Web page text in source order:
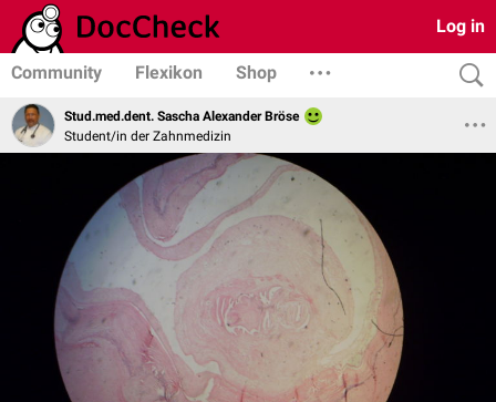
Log in
Community Flexikon Shop
Stud.med.dent. Sascha Alexander Bröse
Student/in der Zahnmedizin